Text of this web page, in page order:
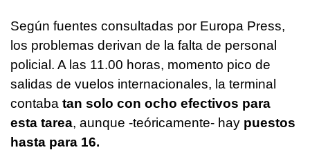
Según fuentes consultadas por Europa Press,
los problemas derivan de la falta de personal
policial. A las 11.00 horas, momento pico de
salidas de vuelos internacionales, la terminal
contaba tan solo con ocho efectivos para
esta tarea, aunque -teóricamente- hay puestos
hasta para 16.